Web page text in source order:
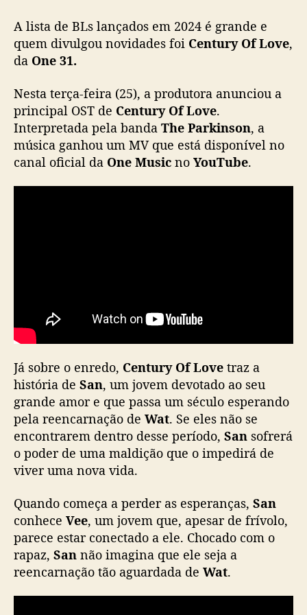
,
o
m
D
a
o
n
a
O
S
T
e
e
e
i
a
e
m
u
A lista de BLs lançados em 2024 é grande e
quem divulgou novidades foi Century Of Love,
da One 31.
Nesta terça-feira (25), a produtora anunciou a
principal OST de Century Of Love.
Interpretada pela banda The Parkinson, a
música ganhou um MV que está disponível no
canal oficial da One Music no YouTube.
Já sobre o enredo, Century Of Love traz a
história de San, um jovem devotado ao seu
grande amor e que passa um século esperando
pela reencarnação de Wat. Se eles não se
encontrarem dentro desse período, San sofrerá
o poder de uma maldição que o impedirá de
viver uma nova vida.
Quando começa a perder as esperanças, San
conhece Vee, um jovem que, apesar de frívolo,
parece estar conectado a ele. Chocado com o
rapaz, San não imagina que ele seja a
reencarnação tão aguardada de Wat.